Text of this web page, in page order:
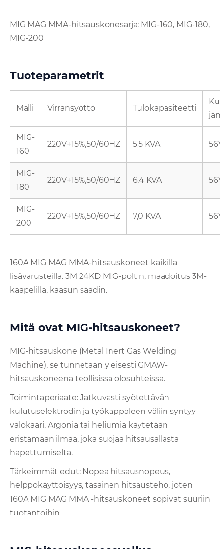
MIG MAG MMA-hitsauskonesarja: MIG-160, MIG-180,
MIG-200
Tuoteparametrit
Malli Virransyöttö Tulokapasiteetti
MIG-
160
220V+15%,50/60HZ 5,5 KVA
MIG-
180
220V+15%,50/60HZ 6,4 KVA
MIG-
200
220V+15%,50/60HZ 7,0 KVA
160A MIG MAG MMA-hitsauskoneet kaikilla
lisävarusteilla: 3M 24KD MIG-poltin, maadoitus 3M-
kaapelilla, kaasun säädin.
Mitä ovat MIG-hitsauskoneet?
MIG-hitsauskone (Metal Inert Gas Welding
Machine), se tunnetaan yleisesti GMAW-
hitsauskoneena teollisissa olosuhteissa.
Toimintaperiaate: Jatkuvasti syötettävän
kulutuselektrodin ja työkappaleen väliin syntyy
valokaari. Argonia tai heliumia käytetään
eristämään ilmaa, joka suojaa hitsausallasta
hapettumiselta.
Tärkeimmät edut: Nopea hitsausnopeus,
helppokäyttöisyys, tasainen hitsausteho, joten
160A MIG MAG MMA -hitsauskoneet sopivat suuriin
tuotantoihin.